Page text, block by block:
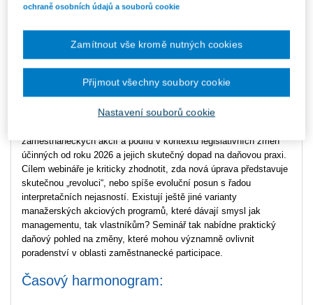
Zaměstnanecké akcie a podíly daňovou
optikou – přišla v roce 2026 opravdu
revoluce?
zaměstnaneckých akcií a podílů v kontextu legislativních změn
účinných od roku 2026 a jejich skutečný dopad na daňovou praxi.
Cílem webináře je kriticky zhodnotit, zda nová úprava představuje
skutečnou „revoluci“, nebo spíše evoluční posun s řadou
interpretačních nejasností. Existují ještě jiné varianty
manažerských akciových programů, které dávají smysl jak
managementu, tak vlastníkům? Seminář tak nabídne praktický
daňový pohled na změny, které mohou významně ovlivnit
poradenství v oblasti zaměstnanecké participace.
Časový harmonogram:
ochraně osobních údajů a souborů cookie
Nastavení souborů cookie
Zamítnout vše kromě nutných cookies
Přijmout všechny soubory cookie